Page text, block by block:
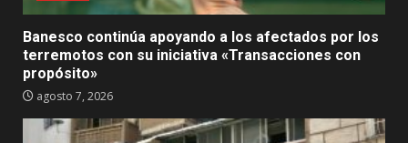
Banesco continúa apoyando a los afectados por los
terremotos con su iniciativa «Transacciones con
propósito»
agosto 7, 2026